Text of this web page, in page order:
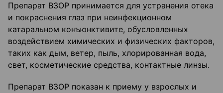
Препарат ВЗОР принимается для устранения отека
и покраснения глаз при неинфекционном
катаральном конъюнктивите, обусловленных
воздействием химических и физических факторов,
таких как дым, ветер, пыль, хлорированная вода,
свет, косметические средства, контактные линзы.
Препарат ВЗОР показан к приему у взрослых и